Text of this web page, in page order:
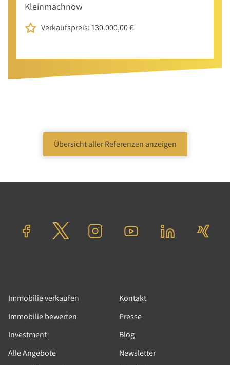
Kleinmachnow
Verkaufspreis: 130.000,00 €
Übersicht aller Referenzen anzeigen
Immobilie verkaufen
Immobilie bewerten
Investment
Alle Angebote
Kontakt
Presse
Blog
Newsletter